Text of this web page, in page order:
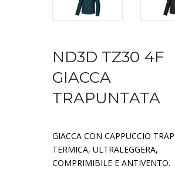
ND3D TZ30 4F
GIACCA
TRAPUNTATA
GIACCA CON CAPPUCCIO
TERMICA, ULTRALEGGERA,
COMPRIMIBILE E ANTIVENTO.